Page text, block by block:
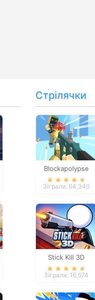
Стрілячки
Blockapolypse
Zombie Shooter
Зіграли: 64,340
Stick Kill 3D
Зіграли: 16,574